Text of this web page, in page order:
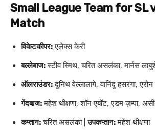
Small League Team for SL
Match
विकेटकीपर:एलेक्स केरी
बल्लेबाज:स्टीव स्मिथ, चरित असलंका, मार्नस
ऑलराउंडर:दुनिथ वेल्लालागे, वानिंदु हसरंगा, एरोन
गेंदबाज:महेश थीक्षणा, शॉन एबॉट, एडम ज़म्पा,
कप्तान:चरित असलंका |उपकप्तान:महेश थीक्षणा